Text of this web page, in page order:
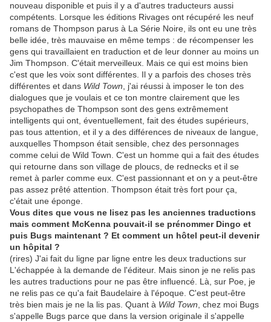
nouveau disponible et puis il y a d'autres traducteurs aussi
compétents. Lorsque les éditions Rivages ont récupéré les neuf
romans de Thompson parus à La Série Noire, ils ont eu une très
belle idée, très mauvaise en même temps : de récompenser les
gens qui travaillaient en traduction et de leur donner au moins un
Jim Thompson. C'était merveilleux. Mais ce qui est moins bien
c'est que les voix sont différentes. Il y a parfois des choses très
différentes et dans Wild Town , j'ai réussi à imposer le ton des
dialogues que je voulais et ce ton montre clairement que les
psychopathes de Thompson sont des gens extrêmement
intelligents qui ont, éventuellement, fait des études supérieurs,
pas tous attention, et il y a des différences de niveaux de langue,
auxquelles Thompson était sensible, chez des personnages
comme celui de Wild Town. C'est un homme qui a fait des études
qui retourne dans son village de ploucs, de rednecks et il se
remet à parler comme eux. C'est passionnant et on y a peut-être
pas assez prêté attention. Thompson était très fort pour ça,
c'était une éponge.
Vous dites que vous ne lisez pas les anciennes traductions
mais comment McKenna pouvait-il se prénommer Dingo et
puis Bugs maintenant ? Et comment un hôtel peut-il devenir
un hôpital ?
(rires) J'ai fait du ligne par ligne entre les deux traductions sur
L'échappée à la demande de l'éditeur. Mais sinon je ne relis pas
les autres traductions pour ne pas être influencé. Là, sur Poe, je
ne relis pas ce qu'a fait Baudelaire à l'époque. C'est peut-être
très bien mais je ne la lis pas. Quant à Wild Town , chez moi Bugs
s'appelle Bugs parce que dans la version originale il s'appelle